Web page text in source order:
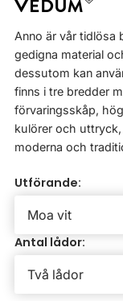
Anno är vår tidlösa
gedigna material
dessutom kan
finns i tre bredder
förvaringsskåp,
kulörer och
moderna och
Utförande:
Antal lådor: